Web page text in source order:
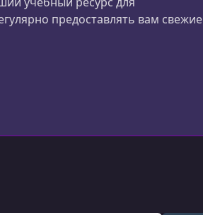
предоставлять вам свежие